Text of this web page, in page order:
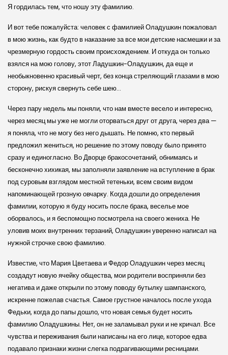
Я гордилась тем, что ношу эту фамилию.
И вот тебе пожалуйста: человек с фамилией Оладушкин пожаловал
в мою жизнь, как будто в наказание за все мои детские насмешки и за
чрезмерную гордость своим происхождением. И откуда он только
взялся на мою голову, этот Ладушкин-Оладушкин, да еще и
необыкновенно красивый черт, без конца стреляющий глазами в мою
сторону, рискуя свернуть себе шею…
Через пару недель мы поняли, что нам вместе весело и интересно,
через месяц мы уже не могли оторваться друг от друга, через два —
я поняла, что не могу без него дышать. Не помню, кто первый
предложил жениться, но решение по этому поводу было принято
сразу и единогласно. Во Дворце бракосочетаний, обнимаясь и
бесконечно хихикая, мы заполняли заявление на вступление в брак
под суровым взглядом местной тетеньки, всем своим видом
напоминающей грозную овчарку. Когда до­шли до определения
фамилии, которую я буду носить после брака, веселье мое
оборвалось, и я беспомощно посмотрела на своего жениха. Не
уловив моих внутренних терзаний, Оладушкин уверенно написал на
нужной строчке свою фамилию.
Известие, что Мария Цветаева и Федор Оладушкин через месяц
создадут новую ячейку общества, мои родители восприняли без
негатива и даже открыли по этому поводу бутылку шампанского,
искренне пожелав счастья. Самое грустное началось после ухода
Федьки, когда до папы дошло, что новая семья будет носить
фамилию Оладушкины. Нет, он не заламывал руки и не кричал. Все
чувства и переживания были написаны на его лице, которое едва
подавало признаки жизни слегка подрагивающими ресницами.